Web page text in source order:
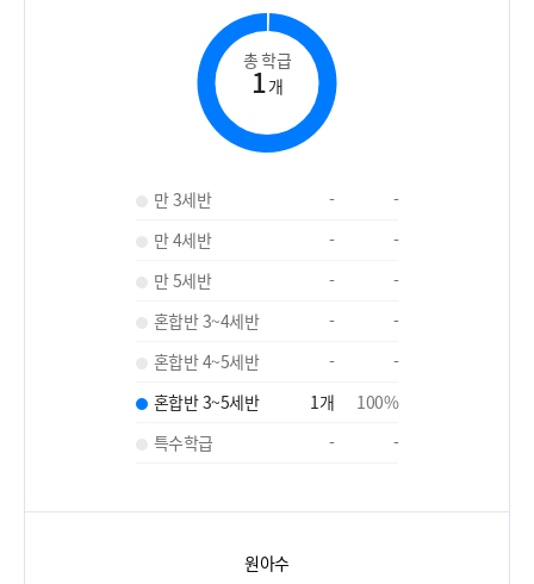
총 학급
1개
만 3세반 -
-
만 4세반
-
-
만 5세반
-
-
혼합반 3~4세반
-
-
혼합반 4~5세반
-
-
혼합반 3~5세반
1개 100%
특수학급
- -
원아수